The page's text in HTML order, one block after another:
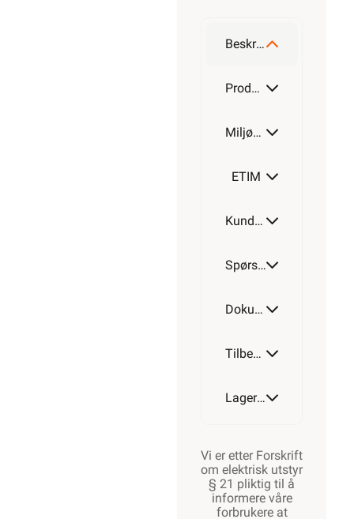
Beskrivelse
Produktdetaljer
Miljøparametere
ETIM
Kundeomtale
Spørsmål og svar
Dokumentasjon
Tilbehør
Lagerstatus
Vi er etter Forskrift
om elektrisk utstyr
§ 21 pliktig til å
informere våre
forbrukere at